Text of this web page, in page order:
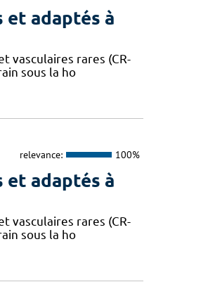
adaptés à
vasculaires rares (CR-
sous la ho
relevance: 100%
adaptés à
vasculaires rares (CR-
sous la ho